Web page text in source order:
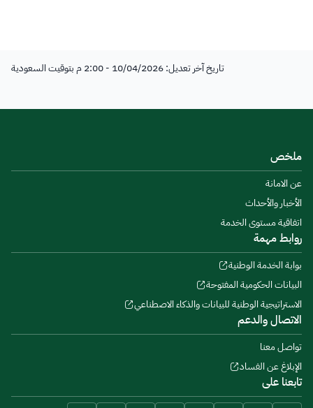
تاريخ آخر تعديل: 10/04/2026 - 2:00 م بتوقيت السعودية
ملخص
عن الامانة
الأخبار والأحداث
اتفاقية مستوى الخدمة
روابط مهمة
بوابة الخدمة الوطنية
البيانات الحكومية المفتوحة
الاستراتيجية الوطنية للبيانات والذكاء الاصطناعي
الاتصال والدعم
تواصل معنا
الإبلاغ عن الفساد
تابعنا على